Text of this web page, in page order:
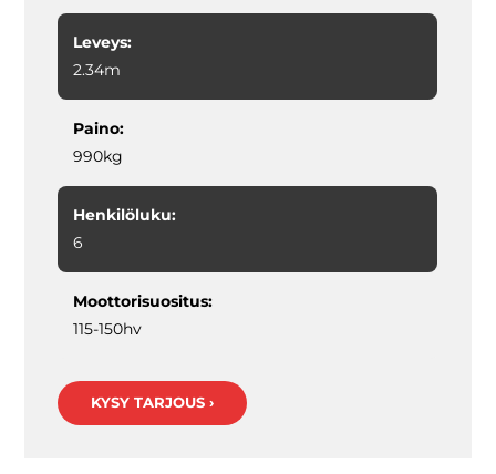
Leveys:
2.34m
Paino:
990kg
Henkilöluku:
6
Moottorisuositus:
115-150hv
KYSY TARJOUS ›